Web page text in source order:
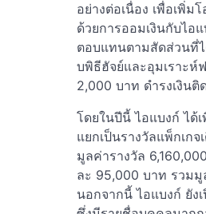
อย่างต่อเนื่อง เพื่อเพิ่ม
ด้วยการออมเงินกับไอ
ตอบแทนตามสัดส่วนที่
บพิธีฮัจย์และอุมเราะห์
2,000 บาท ดำรงเงิน
โดยในปีนี้ ไอแบงก์ ได้
แยกเป็นรางวัลแพ็กเก
มูลค่ารางวัล
ละ 95,000 บาท รวม
นอกจากนี้ ไอแบงก์ ยั